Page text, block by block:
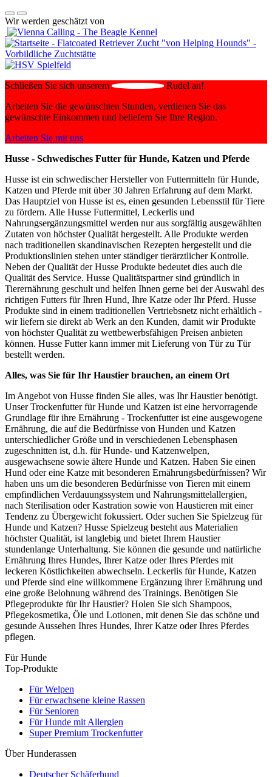
Wir werden geschätzt von
Schließen Sie sich unserem
Rudel an!
Arbeiten Sie die gewünschten Stunden, verdienen Sie das
gewünschte Einkommen und beliefern Sie Ihre Region.
Arbeiten Sie mit uns
Husse - Schwedisches Futter für Hunde, Katzen und Pferde
Husse ist ein schwedischer Hersteller von Futtermitteln für Hunde,
Katzen und Pferde mit über 30 Jahren Erfahrung auf dem Markt.
Das Hauptziel von Husse ist es, einen gesunden Lebensstil für Tiere
zu fördern. Alle Husse Futtermittel, Leckerlis und
Nahrungsergänzungsmittel werden nur aus sorgfältig ausgewählten
Zutaten von höchster Qualität hergestellt. Alle Produkte werden
nach traditionellen skandinavischen Rezepten hergestellt und die
Produktionslinien stehen unter ständiger tierärztlicher Kontrolle.
Neben der Qualität der Husse Produkte bedeutet dies auch die
Qualität des Service. Husse Qualitätspartner sind gründlich in
Tierernährung geschult und helfen Ihnen gerne bei der Auswahl des
richtigen Futters für Ihren Hund, Ihre Katze oder Ihr Pferd. Husse
Produkte sind in einem traditionellen Vertriebsnetz nicht erhältlich -
wir liefern sie direkt ab Werk an den Kunden, damit wir Produkte
von höchster Qualität zu wettbewerbsfähigen Preisen anbieten
können. Husse Futter kann immer mit Lieferung von Tür zu Tür
bestellt werden.
Alles, was Sie für Ihr Haustier brauchen, an einem Ort
Im Angebot von Husse finden Sie alles, was Ihr Haustier benötigt.
Unser Trockenfutter für Hunde und Katzen ist eine hervorragende
Grundlage für ihre Ernährung - Trockenfutter ist eine ausgewogene
Ernährung, die auf die Bedürfnisse von Hunden und Katzen
unterschiedlicher Größe und in verschiedenen Lebensphasen
zugeschnitten ist, d.h. für Hunde- und Katzenwelpen,
ausgewachsene sowie ältere Hunde und Katzen. Haben Sie einen
Hund oder eine Katze mit besonderen Ernährungsbedürfnissen? Wir
haben uns um die besonderen Bedürfnisse von Tieren mit einem
empfindlichen Verdauungssystem und Nahrungsmittelallergien,
nach Sterilisation oder Kastration sowie von Haustieren mit einer
Tendenz zu Übergewicht fokussiert. Oder suchen Sie Spielzeug für
Hunde und Katzen? Husse Spielzeug besteht aus Materialien
höchster Qualität, ist langlebig und bietet Ihrem Haustier
stundenlange Unterhaltung. Sie können die gesunde und natürliche
Ernährung Ihres Hundes, Ihrer Katze oder Ihres Pferdes mit
leckeren Köstlichkeiten abwechseln. Leckerlis für Hunde, Katzen
und Pferde sind eine willkommene Ergänzung ihrer Ernährung und
eine große Belohnung während des Trainings. Benötigen Sie
Pflegeprodukte für Ihr Haustier? Holen Sie sich Shampoos,
Pflegekosmetika, Öle und Lotionen, mit denen Sie das schöne und
gesunde Aussehen Ihres Hundes, Ihrer Katze oder Ihres Pferdes
pflegen.
Für Hunde
Top-Produkte
Für Welpen
Für erwachsene kleine Rassen
Für Senioren
Für Hunde mit Allergien
Super Premium Trockenfutter
Über Hunderassen
Deutscher Schäferhund